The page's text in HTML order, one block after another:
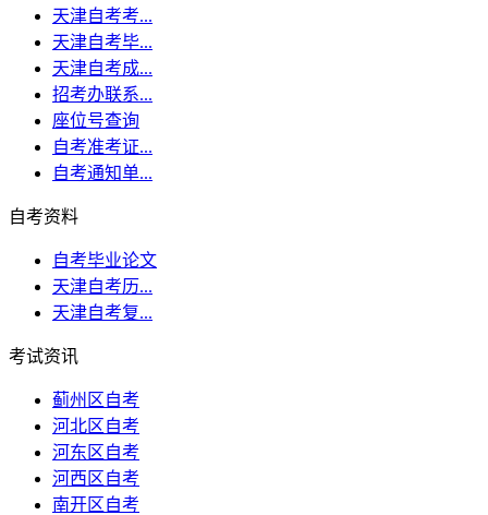
天津自考考...
天津自考毕...
天津自考成...
招考办联系...
座位号查询
自考准考证...
自考通知单...
自考资料
自考毕业论文
天津自考历...
天津自考复...
考试资讯
蓟州区自考
河北区自考
河东区自考
河西区自考
南开区自考